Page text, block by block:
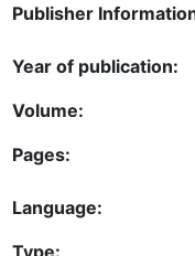
Publisher
Year of publication:
Volume:
Pages:
Language:
Type: